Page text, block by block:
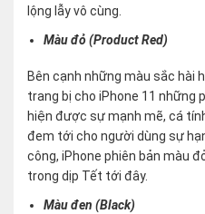
lộng lẫy vô cùng.
Màu đỏ (Product Red)
Bên cạnh những màu sắc hài
trang bị cho iPhone 11 những
hiện được sự mạnh mẽ, cá
đem tới cho người dùng sự
công, iPhone phiên bản màu
trong dịp Tết tới đây.
Màu đen (Black)